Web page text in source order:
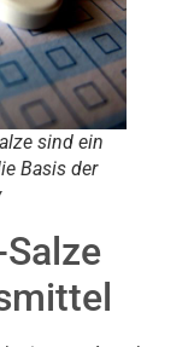
sind ein
Basis der